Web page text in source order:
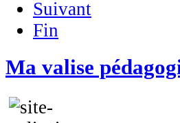
Suivant
Fin
Ma valise